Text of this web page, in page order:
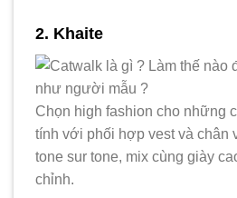
2. Khaite
Chọn high fashion cho những
tính với phối hợp vest và chân
tone sur tone, mix cùng giày
chỉnh.